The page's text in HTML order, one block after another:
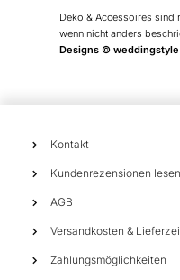
Deko & Accessoires sind
wenn nicht anders
Designs ©
Kontakt
Kundenrezensionen lesen
AGB
Versandkosten &
Zahlungsmöglichkeiten